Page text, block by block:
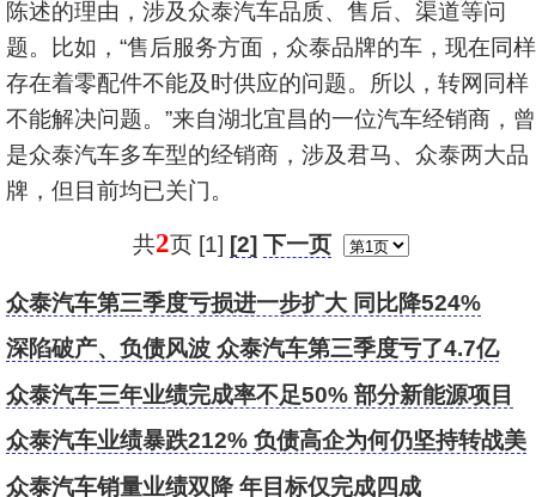
陈述的理由，涉及众泰汽车品质、售后、渠道等问
题。比如，“售后服务方面，众泰品牌的车，现在同样
存在着零配件不能及时供应的问题。所以，转网同样
不能解决问题。”来自湖北宜昌的一位汽车经销商，曾
是众泰汽车多车型的经销商，涉及君马、众泰两大品
牌，但目前均已关门。
共2页 [1] [2] 下一页
众泰汽车第三季度亏损进一步扩大 同比降524%
深陷破产、负债风波 众泰汽车第三季度亏了4.7亿
众泰汽车三年业绩完成率不足50% 部分新能源项目
暂缓
众泰汽车业绩暴跌212% 负债高企为何仍坚持转战美
国
众泰汽车销量业绩双降 年目标仅完成四成